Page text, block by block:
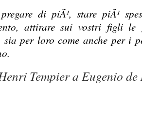
di piÃ¹, stare piÃ¹
attirare sui vostri figli
sia per loro come anche per i
Tempier a Eugenio de